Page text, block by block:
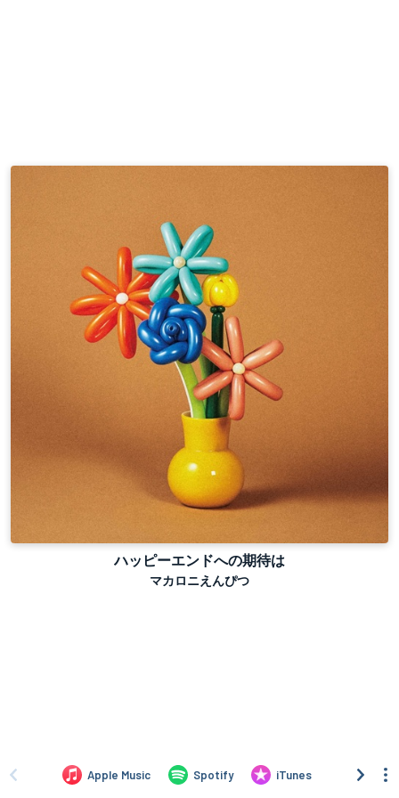
ハッピーエンドへの期待は
マカロニえんぴつ
Apple Music Spotify iTunes